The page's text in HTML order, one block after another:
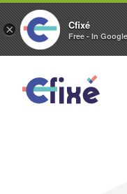
× Cfixé
Free - In